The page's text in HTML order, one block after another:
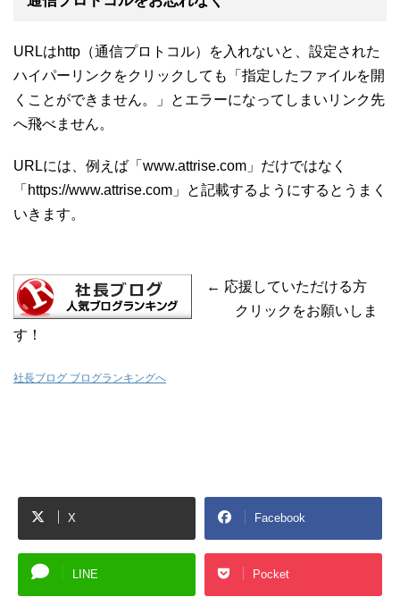
URLはhttp（通信プロトコル）を入れないと、設定された
ハイパーリンクをクリックしても「指定したファイルを開
くことができません。」とエラーになってしまいリンク先
へ飛べません。
URLには、例えば「www.attrise.com」だけではなく
「https://www.attrise.com」と記載するようにするとうまく
いきます。
← 応援していただける方
クリックをお願いしま
す！
社長ブログ ブログランキングへ
X Facebook
LINE Pocket